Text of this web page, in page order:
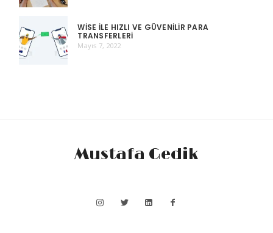
WISE ILE HIZLI VE GÜVENILIR PARA
TRANSFERLERI
Mayıs 7, 2022
Mustafa Gedik